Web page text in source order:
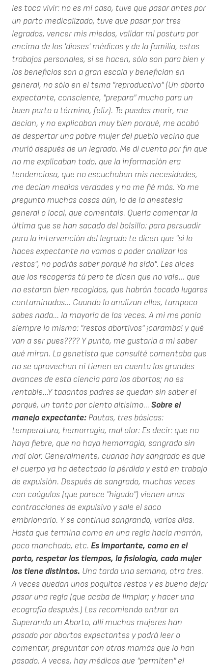
les toca vivir: no es mi caso, tuve que pasar antes por
un parto medicalizado, tuve que pasar por tres
legrados, vencer mis miedos, validar mi postura por
encima de los 'dioses' médicos y de la familia, estos
trabajos personales, si se hacen, sólo son para bien y
los beneficios son a gran escala y benefician en
general, no sólo en el tema "reproductivo" (Un aborto
expectante, consciente, "prepara" mucho para un
buen parto a término, feliz). Te puedes morir, me
decían, y no explicaban muy bien porqué, me acabó
de despertar una pobre mujer del pueblo vecino que
murió después de un legrado. Me di cuenta por fin que
no me explicaban todo, que la información era
tendenciosa, que no escuchaban mis necesidades,
me decían medias verdades y no me fié más. Yo me
pregunto muchas cosas aún, lo de la anestesia
general o local, que comentais. Quería comentar la
última que se han sacado del bolsillo: para persuadir
para la intervención del legrado te dicen que "si lo
haces expectante no vamos a poder analizar los
restos", no podrás saber porqué ha sido". Les dices
que los recogerás tú pero te dicen que no vale... que
no estaran bien recogidos, que habrán tocado lugares
contaminados... Cuando lo analizan ellos, tampoco
sabes nada... la mayoría de las veces. A mi me ponía
siempre lo mismo: "restos abortivos" ¡caramba! y qué
van a ser pues???? Y punto, me gustaría a mi saber
qué miran. La genetista que consulté comentaba que
no se aprovechan ni tienen en cuenta los grandes
avances de esta ciencia para los abortos; no es
rentable...Y taaantos padres se quedan sin saber el
porqué, un tanto por ciento altísimo... Sobre el
manejo expectante: Pautas, tres básicas:
temperatura, hemorragia, mal olor: Es decir: que no
haya fiebre, que no haya hemorragia, sangrado sin
mal olor. Generalmente, cuando hay sangrado es que
el cuerpo ya ha detectado la pérdida y está en trabajo
de expulsión. Después de sangrado, muchas veces
con coágulos (que parece "hígado") vienen unas
contracciones de expulsivo y sale el saco
embrionario. Y se continua sangrando, varios días.
Hasta que termina como en una regla hacia marrón,
poco manchado, etc. Es importante, como en el
parto, respetar los tiempos, la fisiología, cada mujer
los tiene distintos. Una tarda una semana, otra tres.
A veces quedan unos poquitos restos y es bueno dejar
pasar una regla (que acaba de limpiar; y hacer una
ecografía después.) Les recomiendo entrar en
Superando un Aborto, allí muchas mujeres han
pasado por abortos expectantes y podrá leer o
comentar, preguntar con otras mamás que lo han
pasado. A veces, hay médicos que "permiten" el